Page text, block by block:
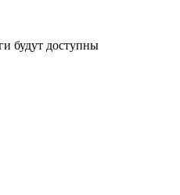
будут доступны